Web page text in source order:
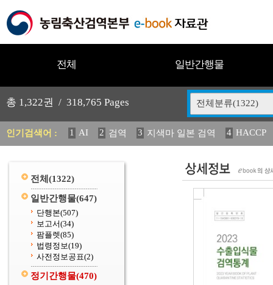
전체 일반간행물
총 1,322권 / 318,765 Pages 전체분류(1322)
인기검색어 : 1 AI 2 검역 3 지색마 일본 검역 4 HACCP
11 2025 12 중독성 식물 도감 13 媛 異 14
전체 (1322)
일반간행물(647)
단행본(507)
보고서(34)
팜플렛(85)
법령정보(19)
사전정보공표(2)
정기간행물(470)